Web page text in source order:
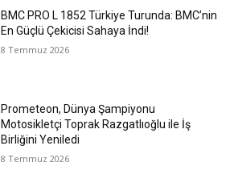
BMC PRO L 1852 Türkiye Turunda: BMC’nin
En Güçlü Çekicisi Sahaya İndi!
8 Temmuz 2026
Prometeon, Dünya Şampiyonu
Motosikletçi Toprak Razgatlıoğlu ile İş
Birliğini Yeniledi
8 Temmuz 2026